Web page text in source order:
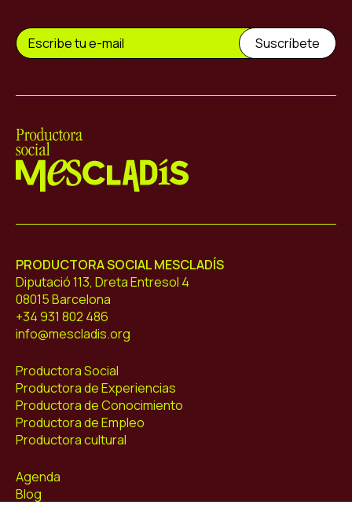
PRODUCTORA SOCIAL MESCLADÍS
Diputació 113, Dreta Entresol 4
08015 Barcelona
+34 931 802 486
info@mescladis.org
Productora Social
Productora de Experiencias
Productora de Conocimiento
Productora de Empleo
Productora cultural
Agenda
Blog